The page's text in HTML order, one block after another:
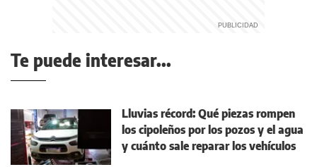
Te puede interesar...
Lluvias récord: Qué piezas rompen
los cipoleños por los pozos y el agua
y cuánto sale reparar los vehículos